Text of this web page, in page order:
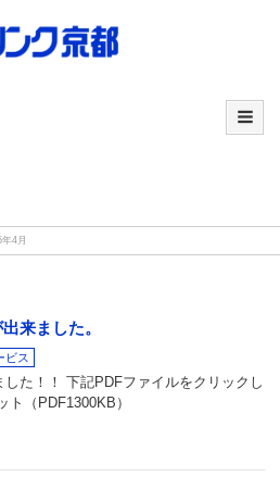
4月
来ました。
ビス
た！！ 下記PDFファイルをクリックし
ト（PDF1300KB）